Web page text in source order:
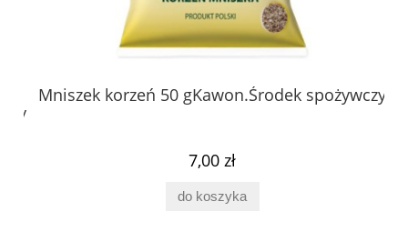
Mniszek korzeń 50 gKawon.Środek spożywczy
7,00 zł
do koszyka